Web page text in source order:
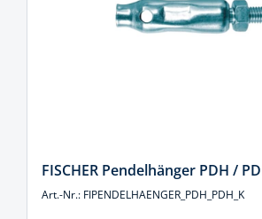
FISCHER Pendelhänger PDH /
Art.-Nr.: FIPENDELHAENGER_PDH_PDH_K